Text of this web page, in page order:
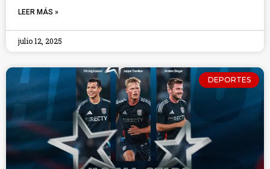
LEER MÁS »
julio 12, 2025
DEPORTES